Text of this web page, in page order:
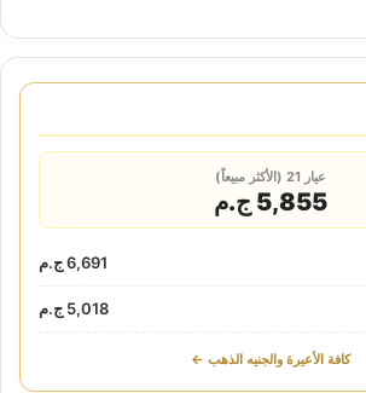
عيار 21 (الأكثر مبيعاً)
5,855 ج.م
6,691 ج.م
5,018 ج.م
كافة الأعيرة والجنيه الذهب ←